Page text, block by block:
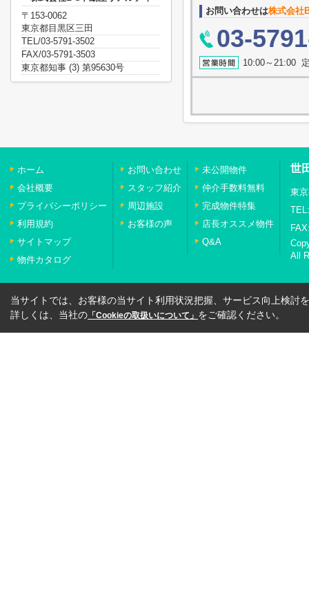
お問い合わせは株式会社
03-
10:00～21:00
〒153-0062
東京都目黒区三田
TEL/03-5791-3502
FAX/03-5791-3503
東京都知事 (3) 第95630号
ホーム
会社概要
プライバシーポリシー
利用規約
サイトマップ
物件カタログ
お問い合わせ
スタッフ紹介
周辺施設
お客様の声
未公開物件
仲介手数料無料
完成物件特集
店長オススメ物件
Q&A
世
東
All
当サイトでは、お客様の当サイト利用状況把握、サービス向上検討
詳しくは、当社の 「Cookieの取扱いについて」 をご確認ください。